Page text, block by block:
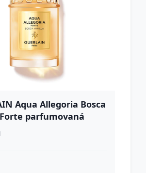
Aqua Allegoria Bosca
parfumovaná
pre ženy 75 ml